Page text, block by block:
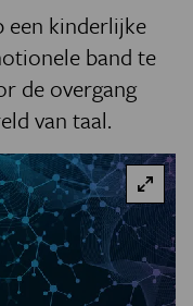
AGENDA
een kinderlijke
band te
de overgang
van taal.